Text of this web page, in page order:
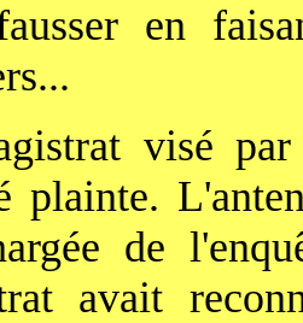
en
visé
plainte.
de
avait